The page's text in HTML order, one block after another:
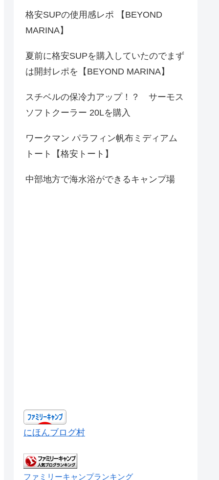
格安SUPの使用感レポ 【BEYOND
MARINA】
夏前に格安SUPを購入していたのでまず
は開封レポを【BEYOND MARINA】
スチベルの保冷力アップ！？ サーモス
ソフトクーラー 20Lを購入
ワークマン パラフィン帆布ミディアム
トート【格安トート】
中部地方で海水浴ができるキャンプ場
にほんブログ村
ファミリーキャンプランキング